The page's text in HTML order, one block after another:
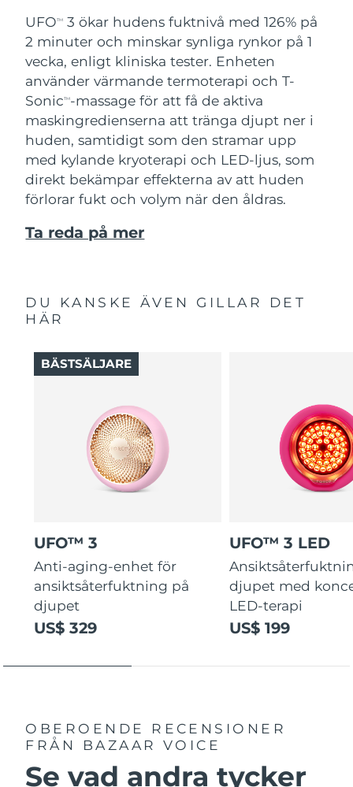
UFOTM
3 ökar hudens fuktnivå med 126% på
2 minuter och minskar synliga rynkor på 1
vecka, enligt kliniska tester. Enheten
använder värmande termoterapi och T-
SonicTM-massage för att få de aktiva
maskingredienserna att tränga djupt ner i
huden, samtidigt som den stramar upp
med kylande kryoterapi och LED-ljus, som
direkt bekämpar effekterna av att huden
förlorar fukt och volym när den åldras.
Ta reda på mer
DU KANSKE ÄVEN GILLAR DET
HÄR
UFO™ 3
Anti-aging-enhet för
ansiktsåterfuktning på
djupet
US$ 329
BÄSTSÄLJARE
UFO™ 3 LED
djupet med
LED-terapi
US$ 199
OBEROENDE RECENSIONER
FRÅN BAZAAR VOICE
Se vad andra tycker